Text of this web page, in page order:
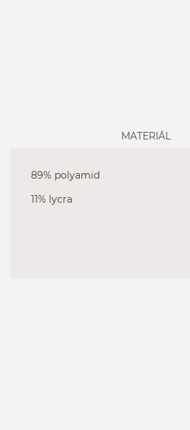
MATERIÁL
89% polyamid
11% lycra